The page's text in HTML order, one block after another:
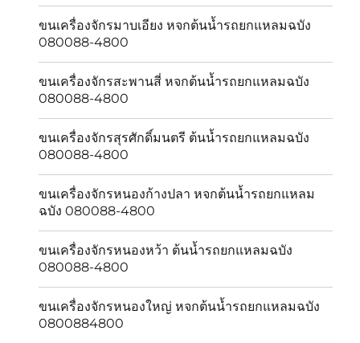
ขนเครื่องจักรมาบเอียง หจกต้นน้ำรถยกแหลมฉบัง
080088-4800
ขนเครื่องจักรสะพานสี่ หจกต้นน้ำรถยกแหลมฉบัง
080088-4800
ขนเครื่องจักรสุรศักดิ์มนตรี ต้นน้ำรถยกแหลมฉบัง
080088-4800
ขนเครื่องจักรหนองก้างปลา หจกต้นน้ำรถยกแหลม
ฉบัง 080088-4800
ขนเครื่องจักรหนองหว้า ต้นน้ำรถยกแหลมฉบัง
080088-4800
ขนเครื่องจักรหนองใหญ่ หจกต้นน้ำรถยกแหลมฉบัง
0800884800